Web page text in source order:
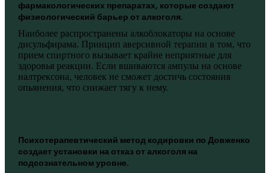
фармакологических препаратах, которые создают
физиологический барьер от алкоголя.
Наиболее распространены алкоблокаторы на основе
дисульфирама. Принцип аверсивной терапии в том, что
прием спиртного вызывает крайне неприятные для
здоровья реакции. Если вшиваются ампулы на основе
налтрексона, человек не сможет достичь состояния
опьянения, что снижает тягу к нему.
Психотерапевтический метод кодировки по Довженко
создает установки на отказ от алкоголя на
подсознательном уровне.